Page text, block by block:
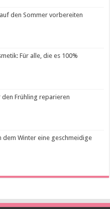
den Sommer vorbereiten
Für alle, die es 100%
Frühling reparieren
dem Winter eine geschmeidige